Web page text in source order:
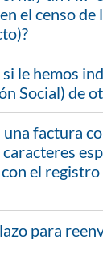
el censo de
le hemos
Social) de
una factura
con el
para